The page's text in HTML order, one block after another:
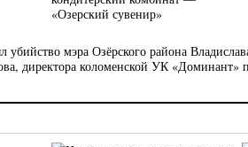
«Озерский сувенир»
убийство мэра Озёрского района
директора коломенской УК «Доминант»